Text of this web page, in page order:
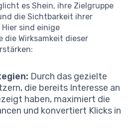
es Shein, ihre Zielgruppe
die Sichtbarkeit ihrer
sind einige
Wirksamkeit dieser
Durch das gezielte
die bereits Interesse an
haben, maximiert die
und konvertiert Klicks in